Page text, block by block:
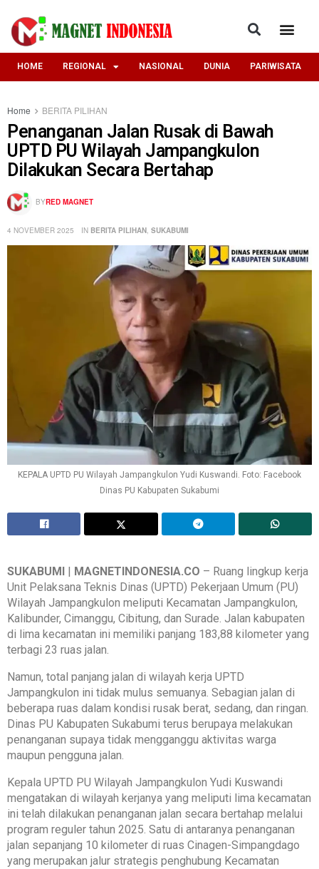
HOME REGIONAL NASIONAL DUNIA PARIWISATA
Home BERITA PILIHAN
Penanganan Jalan Rusak di Bawah
UPTD PU Wilayah Jampangkulon
Dilakukan Secara Bertahap
BYRED MAGNET
4 NOVEMBER 2025 IN BERITA PILIHAN SUKABUMI
KEPALA UPTD PU Wilayah Jampangkulon Yudi Kuswandi. Foto: Facebook
Dinas PU Kabupaten Sukabumi
SUKABUMI MAGNETINDONESIA.CO – Ruang lingkup kerja
Unit Pelaksana Teknis Dinas (UPTD) Pekerjaan Umum (PU)
Wilayah Jampangkulon meliputi Kecamatan Jampangkulon,
Kalibunder, Cimanggu, Cibitung, dan Surade. Jalan kabupaten
di lima kecamatan ini memiliki panjang 183,88 kilometer yang
terbagi 23 ruas jalan.
Namun, total panjang jalan di wilayah kerja UPTD
Jampangkulon ini tidak mulus semuanya. Sebagian jalan di
beberapa ruas dalam kondisi rusak berat, sedang, dan ringan.
Dinas PU Kabupaten Sukabumi terus berupaya melakukan
penanganan supaya tidak mengganggu aktivitas warga
maupun pengguna jalan.
Kepala UPTD PU Wilayah Jampangkulon Yudi Kuswandi
mengatakan di wilayah kerjanya yang meliputi lima kecamatan
ini telah dilakukan penanganan jalan secara bertahap melalui
program reguler tahun 2025. Satu di antaranya penanganan
jalan sepanjang 10 kilometer di ruas Cinagen-Simpangdago
yang merupakan jalur strategis penghubung Kecamatan